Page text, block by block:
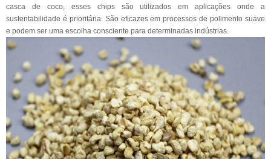
casca de coco, esses chips são utilizados em aplicações onde a
sustentabilidade é prioritária. São eficazes em processos de polimento suave
e podem ser uma escolha consciente para determinadas indústrias.